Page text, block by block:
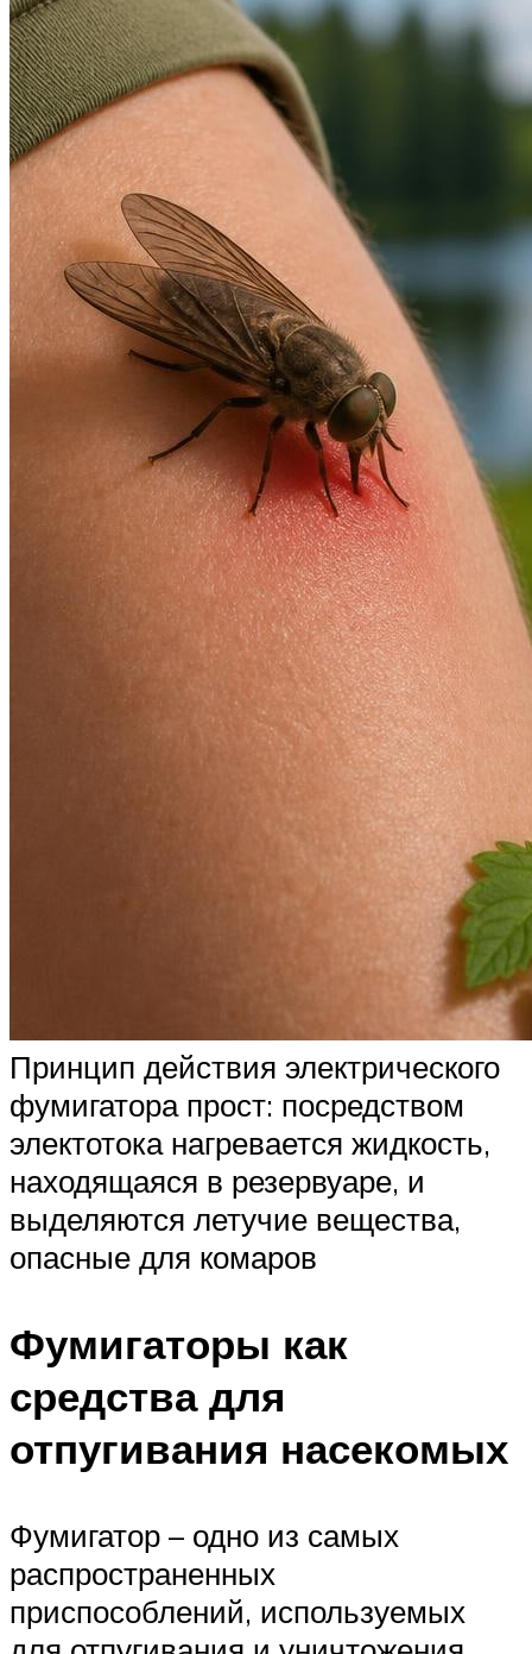
Принцип действия электрического
фумигатора прост: посредством
электотока нагревается жидкость,
находящаяся в резервуаре, и
выделяются летучие вещества,
опасные для комаров
Фумигаторы как
средства для
отпугивания насекомых
Фумигатор – одно из самых
распространенных
приспособлений, используемых